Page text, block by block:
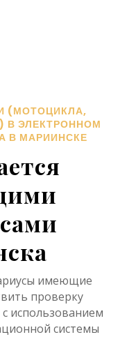
(МОТОЦИКЛА,
В ЭЛЕКТРОННОМ
В МАРИИНСКЕ
имеющие
проверку
использованием
системы